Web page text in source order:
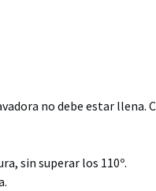
no debe estar
sin superar los 110º.